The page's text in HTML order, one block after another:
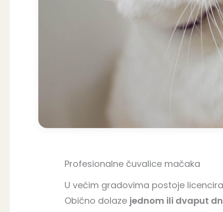
Profesionalne čuvalice mačaka
U većim gradovima postoje
Obično dolaze jednom ili dvaput